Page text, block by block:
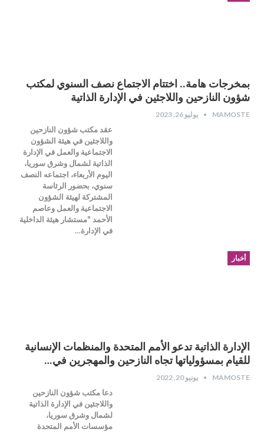
بمخرجات هامة.. اختتام الاجتماع نصف السنوي لمكتب
شؤون النازحين واللاجئين في الإدارة الذاتية
MAMOSTE يوليو 26, 2023
عقد مكتب شؤون النازحين
واللاجئين في هيئة الشؤون
الاجتماعية والعمل في الإدارة
الذاتية لشمال وشرق سوريا،
اليوم الأربعاء، اجتماعه النصف
سنوي، بحضور الرئاسة
المشتركة لهيئة الشؤون
الاجتماعية والعمل وعاصم
الأحمد "مستشار هيئة الداخلية
في الإدارة…
أخبار
الإدارة الذاتية تدعو الأمم المتحدة والمنظمات الإنسانية
للقيام بمسؤولياتها تجاه النازحين والمهجرين في…
MAMOSTE يونيو 20, 2022
دعا مكتب شؤون النازحين
واللاجئين في الإدارة الذاتية
لشمال وشرق سوريا،
مؤسسات الأمم المتحدة